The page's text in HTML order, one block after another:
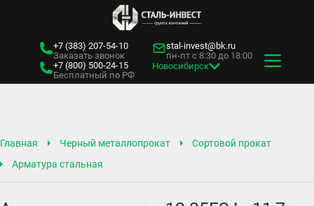
+7 (383) 207-54-10
Заказать звонок
+7 (800) 500-24-15
Бесплатный по РФ
stal-invest@bk.ru
пн-пт с 8:30 до 18:00
Новосибирск
Главная Черный металлопрокат
Сортовой прокат
Арматура стальная